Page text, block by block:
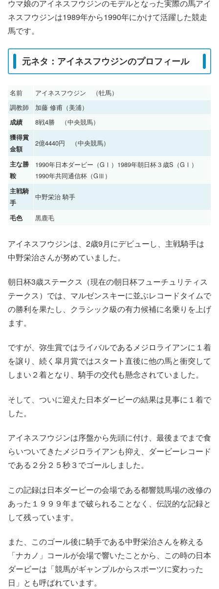
ウマ娘のアイネスフウジンのモデルとなった実際の馬アイ
ネスフウジンは1989年から1990年にかけて活躍した競走
馬です。
元ネタ：アイネスフウジンのプロフィール
名前
アイネスフウジン （牡馬）
調教師
加藤 修甫（美浦）
成績 8戦4勝 （中央競馬）
獲得賞
金額
2億4440円 （中央競馬）
主な勝
鞍
1990年日本ダービー（GⅠ）1989年朝日杯３歳S（GⅠ）
1990年共同通信杯（GⅢ）
主戦騎
手
中野栄治 騎手
毛色 黒鹿毛
アイネスフウジンは、2歳9月にデビューし、主戦騎手は
中野栄治さんが努めていました。
朝日杯3歳ステークス（現在の朝日杯フューチュリティス
テークス）では、マルゼンスキーに並ぶレコードタイムで
の勝利を果たし、クラシック級の有力候補に名乗りを上げ
ます。
ですが、弥生賞ではライバルであるメジロライアンに１着
を譲り、続く皐月賞ではスタート直後に他の馬と衝突して
しまい２着となり、騎手の交代も懸念されていました。
そして、ついに迎えた日本ダービーの結果は見事に１着で
した。
アイネスフウジンは序盤から先頭に付け、最後までまで食
らいついてきたメジロライアンも抑え、ダービーレコード
である２分２５秒３でゴールしました。
この記録は日本ダービーの会場である都響競馬場の改修の
あった１９９９年まで破られることなく、伝説的な記録と
して残っています。
また、このゴール後に騎手である中野栄治さんを称える
「ナカノ」コールが会場で響いたことから、この時の日本
ダービーは「競馬がギャンプルからスポーツに変わった
日」とも呼ばれています。